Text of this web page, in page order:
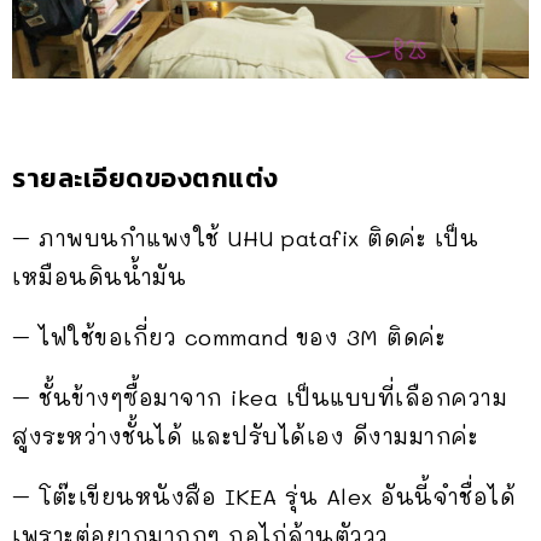
รายละเอียดของตกแต่ง
– ภาพบนกำแพงใช้ UHU patafix ติดค่ะ เป็น
เหมือนดินน้ำมัน
– ไฟใช้ขอเกี่ยว command ของ 3M ติดค่ะ
– ชั้นข้างๆซื้อมาจาก ikea เป็นแบบที่เลือกความ
สูงระหว่างชั้นได้ และปรับได้เอง ดีงามมากค่ะ
– โต๊ะเขียนหนังสือ IKEA รุ่น Alex อันนี้จำชื่อได้